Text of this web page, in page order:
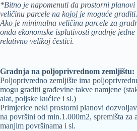
*Bitno je napomenuti da prostorni
veličinu parcele na kojoj je moguće graditi.
Ako je minimalna veličina parcele za
onda ekonomske isplativosti gradnje
relativno velikoj čestici.
Gradnja na poljoprivrednom zemljištu:
Poljoprivredno zemljište ima
mogu graditi građevine takve namjene
alat, poljske kućice i sl.)
Primjerice neki prostorni planovi
na površini od min.1.000m2, spremišta za
manjim površinama i sl.